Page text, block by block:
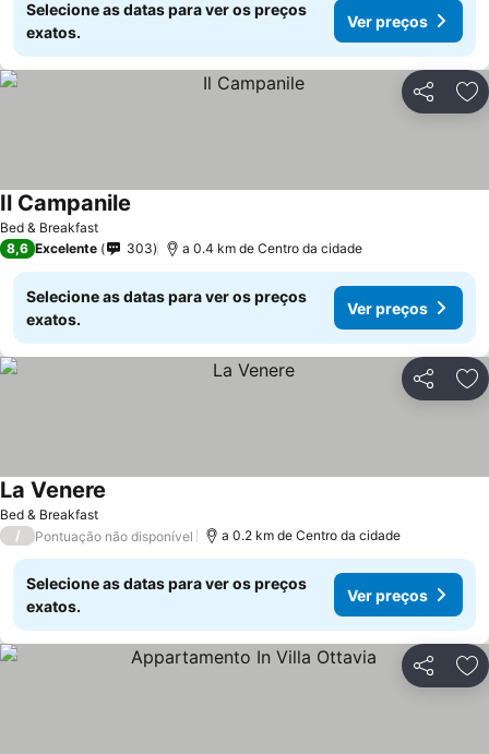
Selecione as datas para ver os preços
exatos.
Ver preços
Partilhar
Bed & Breakfast
Il Campanile
8,6 Excelente 303 a 0.4 km de Centro da cidade
Selecione as datas para ver os preços
exatos.
Ver preços
Partilhar
Bed & Breakfast
La Venere
/ Pontuação não disponível a 0.2 km de Centro da cidade
Selecione as datas para ver os preços
exatos.
Ver preços
Partilhar